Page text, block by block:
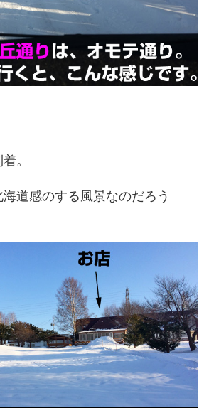
。
道感のする風景なのだろう